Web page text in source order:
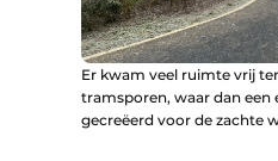
Er kwam veel ruimte vrij
tramsporen, waar dan een
gecreëerd voor de zachte